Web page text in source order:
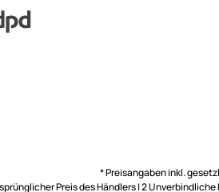
* Preisangaben inkl.
Preis des Händlers | 2